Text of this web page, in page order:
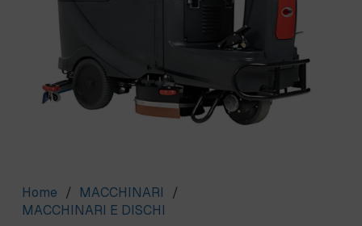
Home / MACCHINARI
/
MACCHINARI E DISCHI